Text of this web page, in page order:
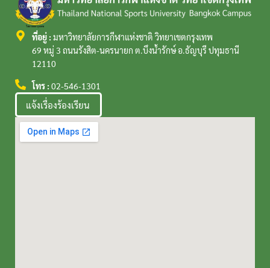
ที่อยู่ : มหาวิทยาลัยการกีฬาแห่งชาติ วิทยาเขตกรุงเทพ
69 หมู่ 3 ถนนรังสิต-นครนายก ต.บึงน้ำรักษ์ อ.ธัญบุรี ปทุมธานี
12110
โทร : 02-546-1301
แจ้งเรื่องร้องเรียน